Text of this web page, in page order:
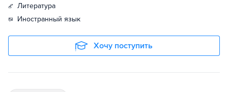
литература
иностранный язык
Хочу поступить